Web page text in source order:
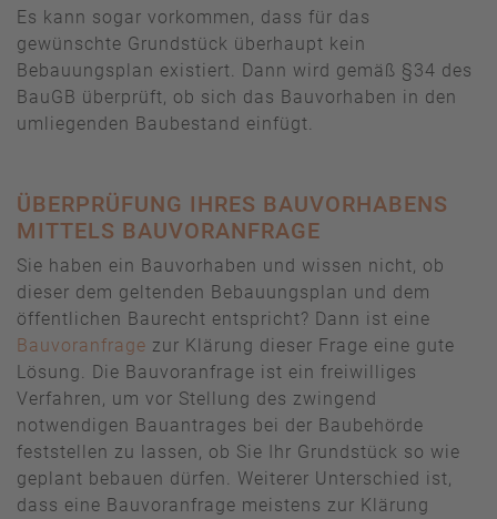
Es kann sogar vorkommen, dass für das
gewünschte Grundstück überhaupt kein
Bebauungsplan existiert. Dann wird gemäß §34 des
BauGB überprüft, ob sich das Bauvorhaben in den
umliegenden Baubestand einfügt.
ÜBERPRÜFUNG IHRES BAUVORHABENS
MITTELS BAUVORANFRAGE
Sie haben ein Bauvorhaben und wissen nicht, ob
dieser dem geltenden Bebauungsplan und dem
öffentlichen Baurecht entspricht? Dann ist eine
Bauvoranfrage zur Klärung dieser Frage eine gute
Lösung. Die Bauvoranfrage ist ein freiwilliges
Verfahren, um vor Stellung des zwingend
notwendigen Bauantrages bei der Baubehörde
feststellen zu lassen, ob Sie Ihr Grundstück so wie
geplant bebauen dürfen. Weiterer Unterschied ist,
dass eine Bauvoranfrage meistens zur Klärung